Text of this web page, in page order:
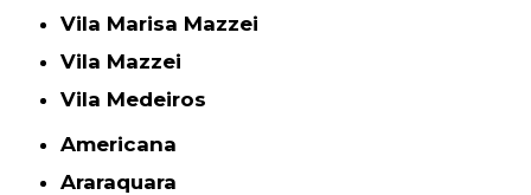
Vila Marisa Mazzei
Vila Mazzei
Vila Medeiros
Americana
Araraquara